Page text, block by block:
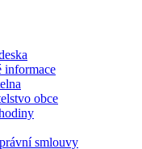
informace
obce
smlouvy